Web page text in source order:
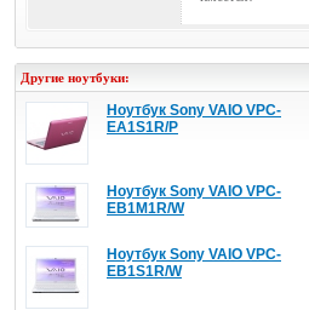
Другие ноутбуки:
Ноутбук Sony VAIO VPC-
EA1S1R/P
Ноутбук Sony VAIO VPC-
EB1M1R/W
Ноутбук Sony VAIO VPC-
EB1S1R/W